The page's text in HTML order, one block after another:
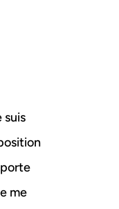
suis
me